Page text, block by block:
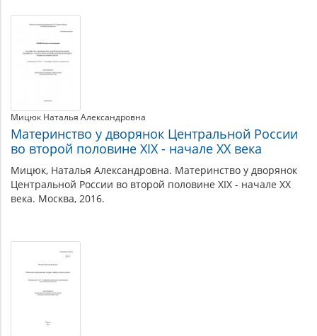
Мицюк Наталья Александровна
Материнство у дворянок Центральной России
во второй половине XIX - начале XX века
Мицюк, Наталья Александровна. Материнство у дворянок
Центральной России во второй половине XIX - начале XX
века. Москва, 2016.